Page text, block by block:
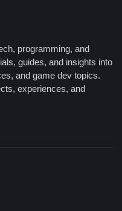
programming, and
guides, and insights into
and game dev topics.
experiences, and